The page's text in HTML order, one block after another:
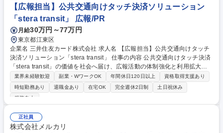
パス、AIを活用したコンサルティングの実践についてもご紹介し、参加者
の皆様からの質問に直接お答えするQ&Aセッションも実施します。応募を
検討されている方もぜひお気軽にご参加ください。 募集職種 【8/25(火)1
9:00＠Web】AI時代のArchitect再定義セミナー(カメラ・マイクOFF）
【広報担当】公共交通向けタッチ決済ソリューション
「stera transit」 広報/PR
月給30万円～77万円
東京都江東区
企業名 三井住友カード株式会社 求人名 【広報担当】公共交通向けタッチ
決済ソリューション「stera transit」 仕事の内容 公共交通向けタッチ決済
「stera transit」の価値を社会へ届け、広報活動の体制強化と利用拡大を
強力に推進することがミッションです。戦略構築からメディア対応まで上
流・下流を問わず幅広く携われます。 ■stera transitの広報戦略・年間広報
計画の策定 ■プレスリリースや広報コンテンツの企画・制作 ■メディアと
営 ■社内外ステークホルダーとの調整・プロジェクト推進 ■広報活動の効
果測定および改善施策の立案 募集職種 【広報担当】公共交通向けタッチ
決済ソリューション「stera transit」
業界未経験歓迎 副業・WワークOK 年間休日120日以上
資格取得支援あり
時短勤務あり
退職金あり 在宅OK 完全週休2日制
土日祝休み
服装自由
正社員
株式会社メルカリ